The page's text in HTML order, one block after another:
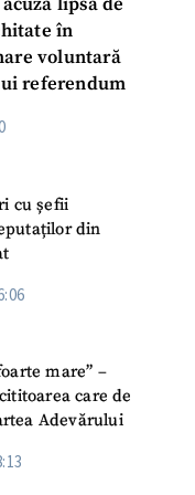
lipsa de
în
voluntară
referendum
cu șefii
din
mare” –
care de
Adevărului